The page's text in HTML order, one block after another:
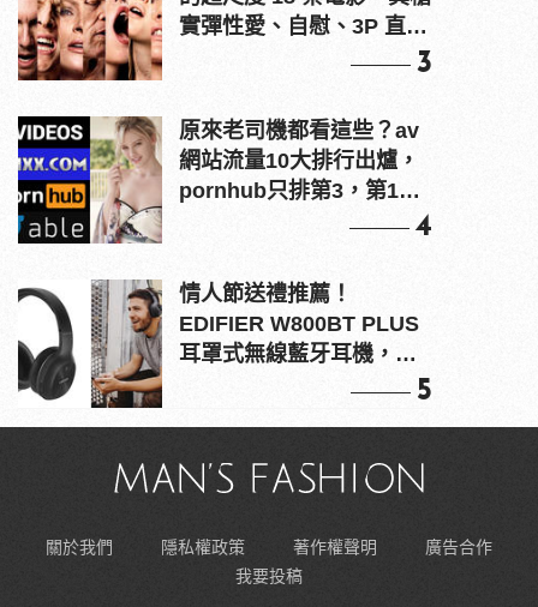
實彈性愛、自慰、3P 直接
3
原來老司機都看這些？av
網站流量10大排行出爐，
pornhub只排第3，第1名
4
情人節送禮推薦！
EDIFIER W800BT PLUS
耳罩式無線藍牙耳機，在
5
關於我們 隱私權政策 著作權聲明
廣告合作
我要投稿